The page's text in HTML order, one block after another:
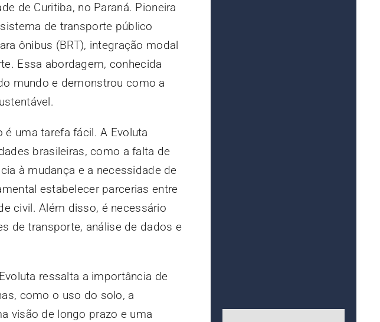
de Curitiba, no Paraná. Pioneira
de transporte público
ônibus (BRT), integração modal
Essa abordagem, conhecida
mundo e demonstrou como a
uma tarefa fácil. A Evoluta
brasileiras, como a falta de
à mudança e a necessidade de
estabelecer parcerias entre
civil. Além disso, é necessário
de transporte, análise de dados e
ressalta a importância de
como o uso do solo, a
visão de longo prazo e uma